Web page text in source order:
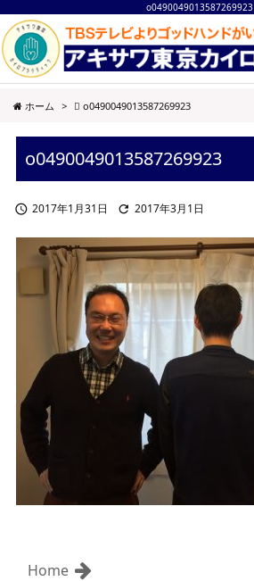
o0490049013587269923
ホーム > o0490049013587269923
o0490049013587269923
 2017年1月31日  2017年3月1日
Home